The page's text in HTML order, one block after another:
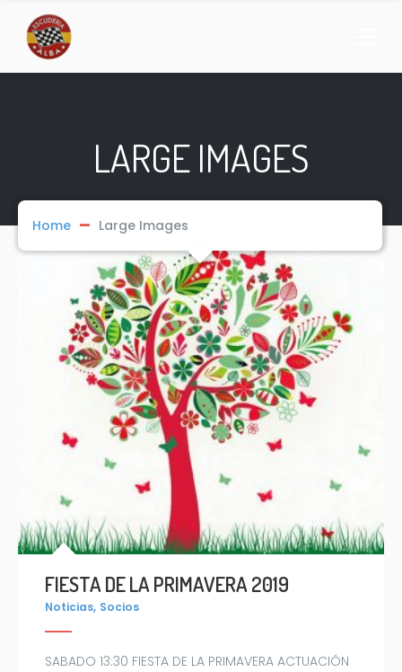
LARGE IMAGES
Home Large Images
FIESTA DE LA PRIMAVERA 2019
Noticias, Socios
SABADO 13:30 FIESTA DE LA PRIMAVERA ACTUACIÓN